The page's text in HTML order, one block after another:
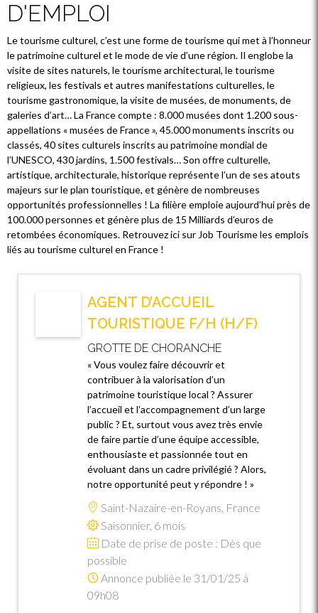
D'EMPLOI
Le tourisme culturel, c’est une forme de tourisme qui met à l’honneur
le patrimoine culturel et le mode de vie d’une région. Il englobe la
visite de sites naturels, le tourisme architectural, le tourisme
religieux, les festivals et autres manifestations culturelles, le
tourisme gastronomique, la visite de musées, de monuments, de
galeries d’art… La France compte : 8.000 musées dont 1.200 sous-
appellations « musées de France », 45.000 monuments inscrits ou
classés, 40 sites culturels inscrits au patrimoine mondial de
l’UNESCO, 430 jardins, 1.500 festivals… Son offre culturelle,
artistique, architecturale, historique représente l’un de ses atouts
majeurs sur le plan touristique, et génère de nombreuses
opportunités professionnelles ! La filière emploie aujourd’hui près de
100.000 personnes et génère plus de 15 Milliards d’euros de
retombées économiques. Retrouvez ici sur Job Tourisme les emplois
liés au tourisme culturel en France !
AGENT D’ACCUEIL
TOURISTIQUE F/H (H/F)
GROTTE DE CHORANCHE
« Vous voulez faire découvrir et
contribuer à la valorisation d’un
patrimoine touristique local ? Assurer
l’accueil et l’accompagnement d’un large
public ? Et, surtout vous avez très envie
de faire partie d’une équipe accessible,
enthousiaste et passionnée tout en
évoluant dans un cadre privilégié ? Alors,
notre opportunité peut y répondre ! »
Saint-Nazaire-en-Royans, France
Saisonnier, 6 mois
Date de prise de poste : Dès que
possible
Annonce publiée le 31/01/25 à
09h08